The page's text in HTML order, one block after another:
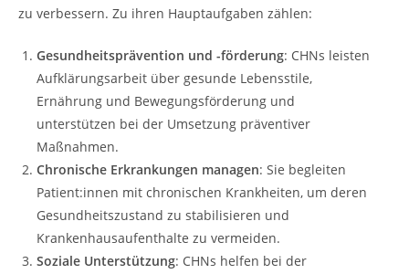
zu verbessern. Zu ihren Hauptaufgaben zählen:
Gesundheitsprävention und -förderung: CHNs leisten
Aufklärungsarbeit über gesunde Lebensstile,
Ernährung und Bewegungsförderung und
unterstützen bei der Umsetzung präventiver
Maßnahmen.
Chronische Erkrankungen managen: Sie begleiten
Patient:innen mit chronischen Krankheiten, um deren
Gesundheitszustand zu stabilisieren und
Krankenhausaufenthalte zu vermeiden.
Soziale Unterstützung: CHNs helfen bei der